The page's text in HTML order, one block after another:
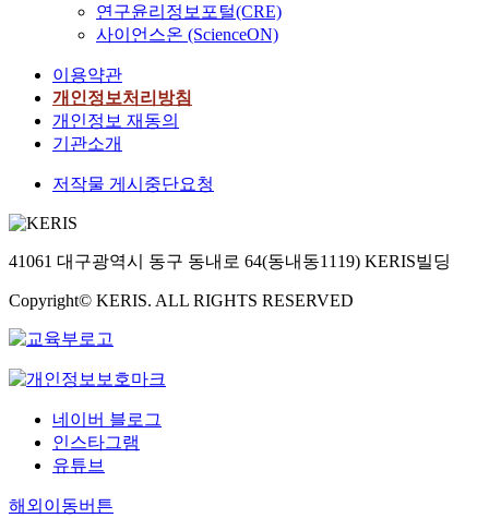
연구윤리정보포털(CRE)
사이언스온 (ScienceON)
이용약관
개인정보처리방침
개인정보 재동의
기관소개
저작물 게시중단요청
41061 대구광역시 동구 동내로 64(동내동1119) KERIS빌딩
Copyright© KERIS. ALL RIGHTS RESERVED
네이버 블로그
인스타그램
유튜브
해외이동버튼